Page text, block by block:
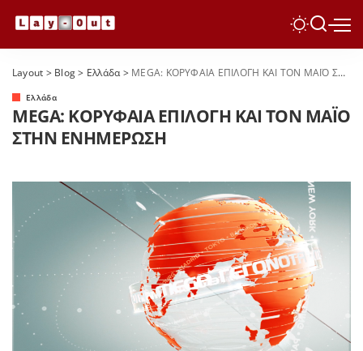
Layout > Blog> Ελλάδα> MEGA: ΚΟΡΥΦΑΙΑ ΕΠΙΛΟΓΗ ΚΑΙ ΤΟΝ ΜΑΪΟ ΣΤΗΝ ΕΝΗΜΕΡΩΣΗ
Ελλάδα
MEGA: ΚΟΡΥΦΑΙΑ ΕΠΙΛΟΓΗ ΚΑΙ ΤΟΝ ΜΑΪΟ
ΣΤΗΝ ΕΝΗΜΕΡΩΣΗ